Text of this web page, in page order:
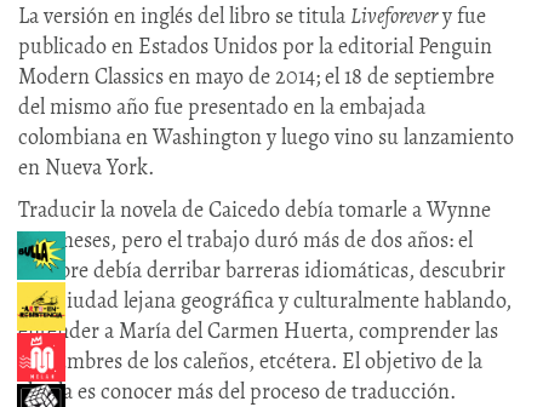
La versión en inglés del libro se titula Liveforevery fue
publicado en Estados Unidos por la editorial Penguin
Modern Classics en mayo de 2014; el 18 de septiembre
del mismo año fue presentado en la embajada
colombiana en Washington y luego vino su lanzamiento
en Nueva York.
Traducir la novela de Caicedo debía tomarle a Wynne
seis meses, pero el trabajo duró más de dos años: el
hombre debía derribar barreras idiomáticas, descubrir
una ciudad lejana geográfica y culturalmente hablando,
entender a María del Carmen Huerta, comprender las
costumbres de los caleños, etcétera. El objetivo de la
charla es conocer más del proceso de traducción.